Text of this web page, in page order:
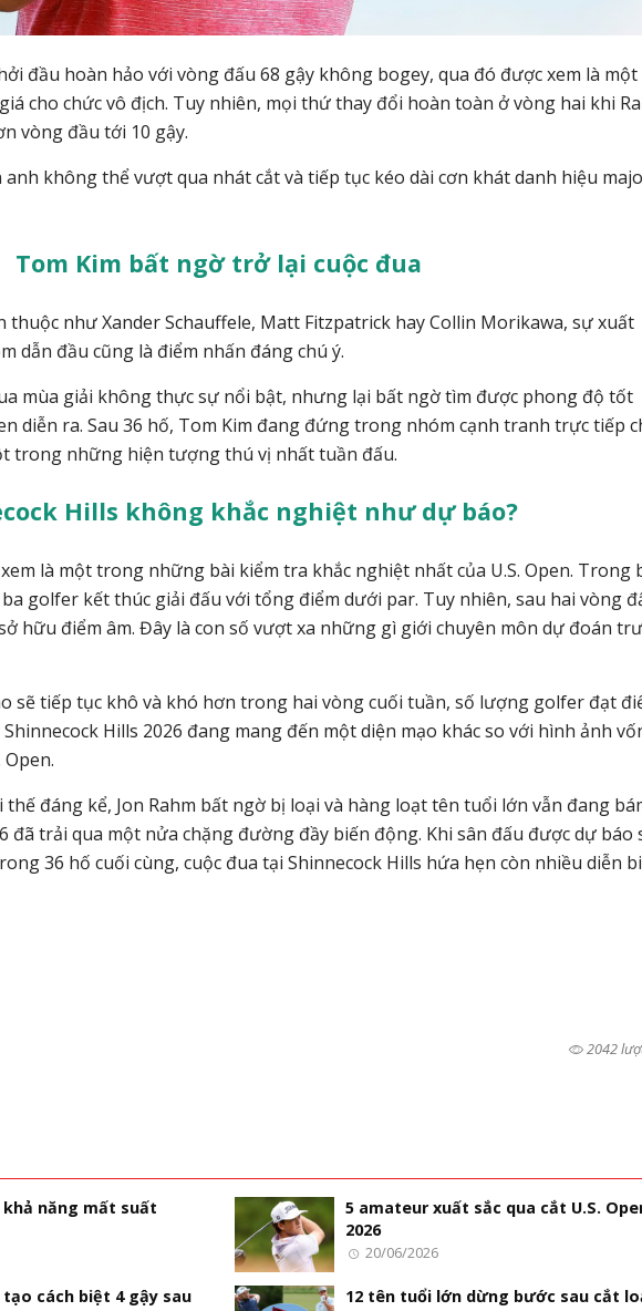
đầu hoàn hảo với vòng đấu 68 gậy không bogey, qua đó được xem là một
cho chức vô địch. Tuy nhiên, mọi thứ thay đổi hoàn toàn ở vòng hai khi
vòng đầu tới 10 gậy.
không thể vượt qua nhát cắt và tiếp tục kéo dài cơn khát danh hiệu
Tom Kim bất ngờ trở lại cuộc đua
thuộc nhưXander Schauffele, Matt Fitzpatrick hayCollin Morikawa, sự xuất
dẫn đầu cũng là điểm nhấn đáng chú ý.
mùa giải không thực sự nổi bật, nhưng lại bất ngờ tìm được phong độ tốt
diễn ra. Sau 36 hố, Tom Kim đang đứng trong nhóm cạnh tranh trực tiếp
trong những hiện tượng thú vị nhất tuần đấu.
Hills không khắc nghiệt như dự báo?
là một trong những bài kiểm tra khắc nghiệt nhất của U.S. Open. Trong
golfer kết thúc giải đấu với tổng điểm dưới par. Tuy nhiên, sau hai vòng
hữu điểm âm. Đây là con số vượt xa những gì giới chuyên môn dự đoán
sẽ tiếp tục khô và khó hơn trong hai vòng cuối tuần, số lượng golfer đạt
Hills 2026 đang mang đến một diện mạo khác so với hình ảnh
đáng kể, Jon Rahm bất ngờ bị loại và hàng loạt tên tuổi lớn vẫn đang
đã trải qua một nửa chặng đường đầy biến động. Khi sân đấu được dự báo
36 hố cuối cùng, cuộc đua tại Shinnecock Hills hứa hẹn còn nhiều diễn
2042
khả năng mất suất
5 amateur xuất sắc qua cắt U.S.
2026
20/06/2026
tạo cách biệt 4 gậy sau
12 tên tuổi lớn dừng bước sau cắt